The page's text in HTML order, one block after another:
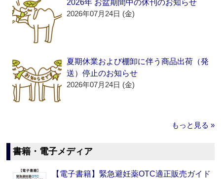
2026年 お盆期間中の休刊のお知らせ
2026年07月24日 (金)
夏期休業および棚卸に伴う商品出荷（発
送）停止のお知らせ
2026年07月24日 (金)
もっと見る »
書籍・電子メディア
【電子書籍】緊急避妊薬OTC適正販売ガイド